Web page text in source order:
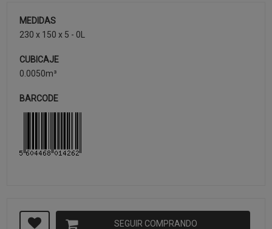
MEDIDAS
230 x 150 x 5 - 0L
CUBICAJE
0.0050m³
BARCODE
SEGUIR COMPRANDO